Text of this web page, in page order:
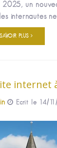
un
internautes
PLUS
internet
Ecrit le 14/